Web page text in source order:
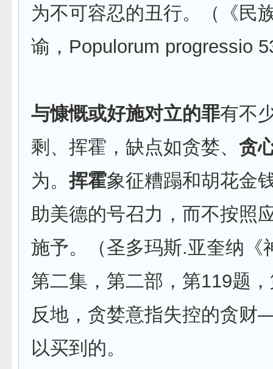
为不可容忍的丑行。（《民
谕，Populorum progressio
与慷慨或好施对立的罪有不
剩、挥霍，缺点如贪婪、 贪
为。挥霍象征糟蹋和胡花金
助美德的号召力，而不按照
施予。（圣多玛斯.亚奎纳《
第二集，第二部，第119题
反地，贪婪意指失控的贪
以买到的。